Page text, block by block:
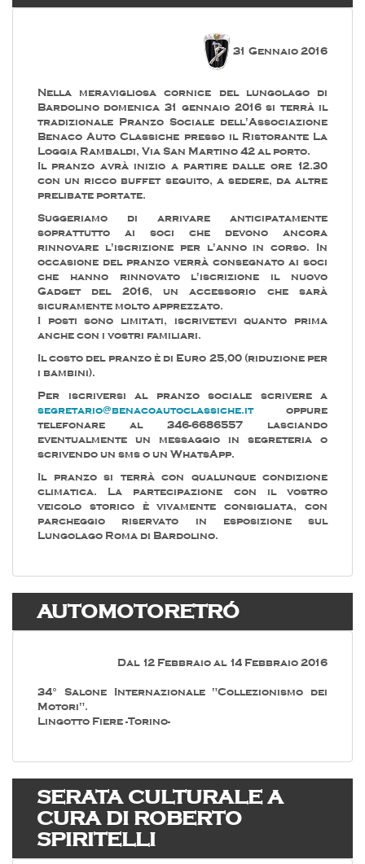
31 Gennaio 2016
Nella meravigliosa cornice del lungolago di
Bardolino domenica 31 gennaio 2016 si terrà il
tradizionale Pranzo Sociale dell'Associazione
Benaco Auto Classiche presso il Ristorante La
Loggia Rambaldi, Via San Martino 42 al porto.
Il pranzo avrà inizio a partire dalle ore 12.30
con un ricco buffet seguito, a sedere, da altre
prelibate portate.
Suggeriamo di arrivare anticipatamente
soprattutto ai soci che devono ancora
rinnovare l'iscrizione per l'anno in corso. In
occasione del pranzo verrà consegnato ai soci
che hanno rinnovato l'iscrizione il nuovo
Gadget del 2016, un accessorio che sarà
sicuramente molto apprezzato.
I posti sono limitati, iscrivetevi quanto prima
anche con i vostri familiari.
Il costo del pranzo è di Euro 25,00 (riduzione per
i bambini).
Per iscriversi al pranzo sociale scrivere a
segretario@benacoautoclassiche.itoppure
telefonare al 346-6686557 lasciando
eventualmente un messaggio in segreteria o
scrivendo un sms o un WhatsApp.
Il pranzo si terrà con qualunque condizione
climatica. La partecipazione con il vostro
veicolo storico è vivamente consigliata, con
parcheggio riservato in esposizione sul
Lungolago Roma di Bardolino.
AUTOMOTORETRÓ
Dal 12 Febbraio al 14 Febbraio 2016
34° Salone Internazionale "Collezionismo dei
Motori".
Lingotto Fiere -Torino-
SERATA CULTURALE A
CURA DI ROBERTO
SPIRITELLI